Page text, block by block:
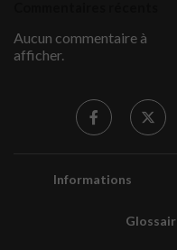
Aucun commentaire à
afficher.
Informations